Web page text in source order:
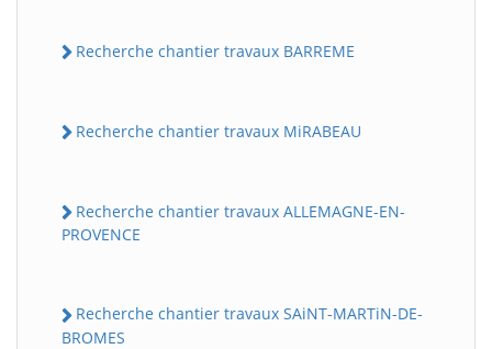
Recherche chantier travaux BARREME
Recherche chantier travaux MiRABEAU
Recherche chantier travaux ALLEMAGNE-EN-
PROVENCE
Recherche chantier travaux SAiNT-MARTiN-DE-
BROMES